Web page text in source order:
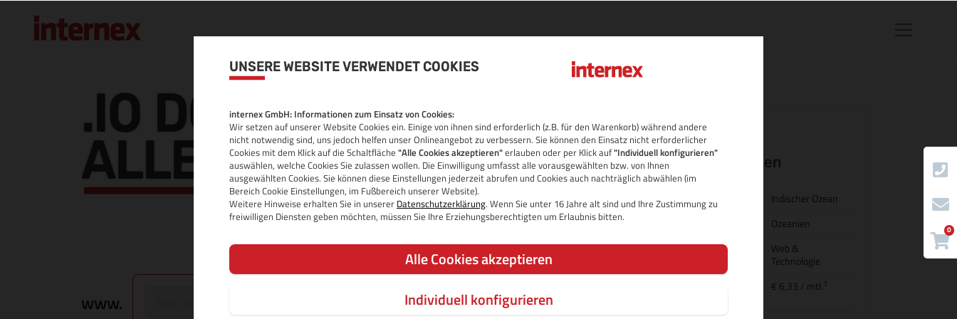
UNSERE WEBSITE VERWENDET COOKIES
internex GmbH: Informationen zum Einsatz von Cookies:
Wir setzen auf unserer Website Cookies ein. Einige von ihnen sind erforderlich (z.B. für den Warenkorb) während andere
nicht notwendig sind, uns jedoch helfen unser Onlineangebot zu verbessern. Sie können den Einsatz nicht erforderlicher
Cookies mit dem Klick auf die Schaltfläche "Alle Cookies akzeptieren"erlauben oder per Klick auf"Individuell konfigurieren"
auswählen, welche Cookies Sie zulassen wollen. Die Einwilligung umfasst alle vorausgewählten bzw. von Ihnen
ausgewählten Cookies. Sie können diese Einstellungen jederzeit abrufen und Cookies auch nachträglich abwählen (im
Bereich Cookie Einstellungen, im Fußbereich unserer Website).
Weitere Hinweise erhalten Sie in unserer Datenschutzerklärung. Wenn Sie unter 16 Jahre alt sind und Ihre Zustimmung zu
freiwilligen Diensten geben möchten, müssen Sie Ihre Erziehungsberechtigten um Erlaubnis bitten.
Alle Cookies akzeptieren
Individuell konfigurieren
0
.IO DOMAIN
ALLE INFOS
www. JETZT DOMAIN PRÜFEN
.io Domain-
Eigenschaften
Land/Bezeichnung
Indischer Ozean
Ozeanien
Kategorie
Web &
Technologie
€ 6,33 / mtl. 1